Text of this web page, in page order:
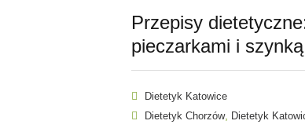
Przepisy
pieczarkami i szynką
Dietetyk Katowice
Dietetyk Chorzów, Dietetyk